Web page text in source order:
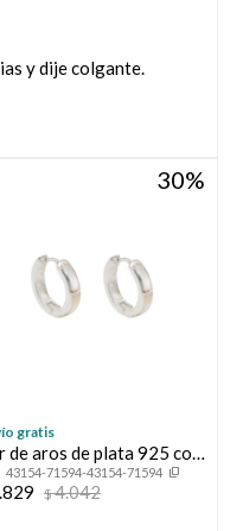
y dije colgante.
30
gratis
de aros de plata 925 con
43154-71594-43154-71594
$4.042